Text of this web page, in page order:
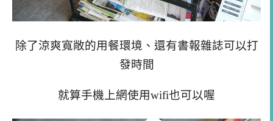
除了涼爽寬敞的用餐環境、還有書報雜誌可以打
發時間
就算手機上網使用wifi也可以喔